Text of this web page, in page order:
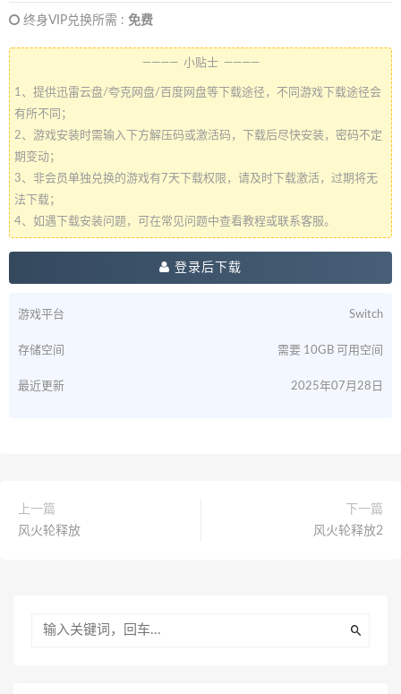
终身VIP兑换所需 : 免费
———— 小贴士 ————
1、提供迅雷云盘/夸克网盘/百度网盘等下载途径，不同游戏下载途径会
有所不同；
2、游戏安装时需输入下方解压码或激活码，下载后尽快安装，密码不定
期变动；
3、非会员单独兑换的游戏有7天下载权限，请及时下载激活，过期将无
法下载；
4、如遇下载安装问题，可在常见问题中查看教程或联系客服。
登录后下载
游戏平台 Switch
存储空间 需要 10GB 可用空间
最近更新 2025年07月28日
上一篇
风火轮释放
下一篇
风火轮释放2